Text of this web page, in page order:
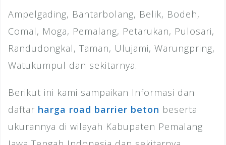
Ampelgading, Bantarbolang, Belik, Bodeh,
Comal, Moga, Pemalang, Petarukan, Pulosari,
Randudongkal, Taman, Ulujami, Warungpring,
Watukumpul dan sekitarnya.
Berikut ini kami sampaikan Informasi dan
daftar harga road barrier beton beserta
ukurannya di wilayah Kabupaten Pemalang